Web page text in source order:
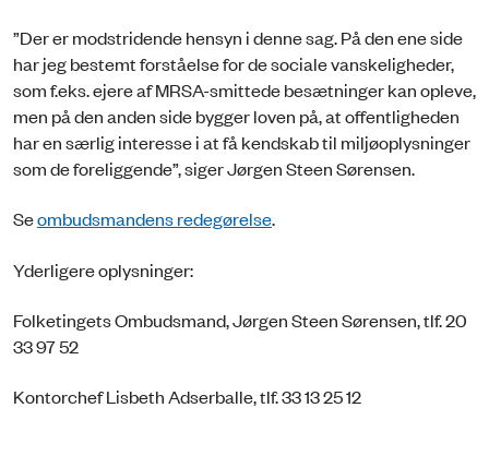
”Der er modstridende hensyn i denne sag. På den ene side
har jeg bestemt forståelse for de sociale vanskeligheder,
som f.eks. ejere af MRSA-smittede besætninger kan opleve,
men på den anden side bygger loven på, at offentligheden
har en særlig interesse i at få kendskab til miljøoplysninger
som de foreliggende”, siger Jørgen Steen Sørensen.
Seombudsmandens redegørelse.
Yderligere oplysninger:
Folketingets Ombudsmand, Jørgen Steen Sørensen, tlf. 20
33 97 52
Kontorchef Lisbeth Adserballe, tlf. 33 13 25 12